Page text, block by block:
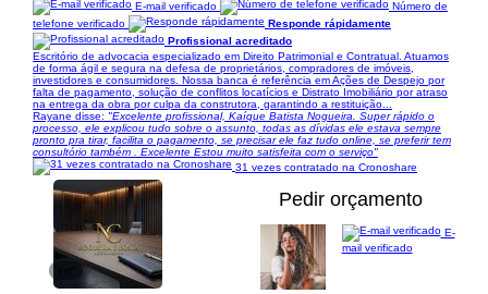
E-mail verificado
Número de
telefone verificado
Responde rápidamente
Profissional acreditado
Escritório de advocacia especializado em Direito Patrimonial e Contratual. Atuamos
de forma ágil e segura na defesa de proprietários, compradores de imóveis,
investidores e consumidores. Nossa banca é referência em Ações de Despejo por
falta de pagamento, solução de conflitos locatícios e Distrato Imobiliário por atraso
na entrega da obra por culpa da construtora, garantindo a restituição...
Rayane disse: "Excelente profissional, Kaíque Batista Nogueira. Super rápido o
processo, ele explicou tudo sobre o assunto, todas as dívidas ele estava sempre
pronto pra tirar, facilita o pagamento, se precisar ele faz tudo online, se preferir tem
consultório também . Excelente Estou muito satisfeita com o serviço"
31 vezes contratado na Cronoshare
Pedir orçamento
E-
mail verificado